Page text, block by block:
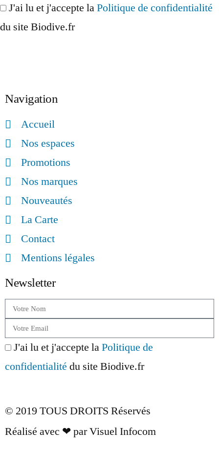
J'ai lu et j'accepte laPolitique de confidentialité
du site Biodive.fr
Navigation
Accueil
Nos espaces
Promotions
Nos marques
Nouveautés
La Carte
Contact
Mentions légales
Newsletter
J'ai lu et j'accepte laPolitique de
confidentialité du site Biodive.fr
© 2019 TOUS DROITS Réservés
Réalisé avec ❤ par Visuel Infocom